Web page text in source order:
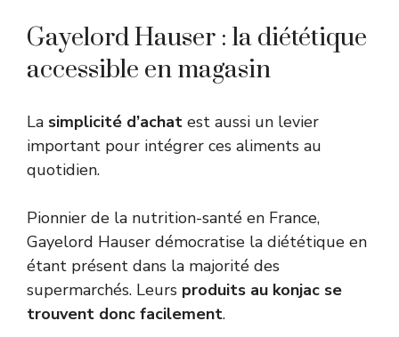
Gayelord Hauser : la diététique
accessible en magasin
La simplicité d’achat est aussi un levier
important pour intégrer ces aliments au
quotidien.
Pionnier de la nutrition-santé en France,
Gayelord Hauser démocratise la diététique en
étant présent dans la majorité des
supermarchés. Leurs produits au konjac se
trouvent donc facilement.